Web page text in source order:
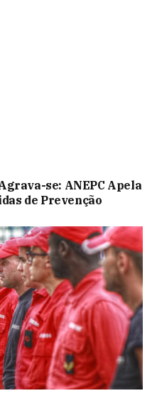
se: ANEPC Apela
de Prevenção